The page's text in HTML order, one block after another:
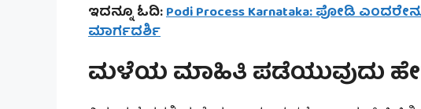
ಇದನ್ನೂ ಓದಿ:Podi Process Karnataka: ಪೋಡಿ
ಮಾರ್ಗದರ್ಶಿ
ಮಳೆಯ ಮಾಹಿತಿ ಪಡೆಯುವುದು